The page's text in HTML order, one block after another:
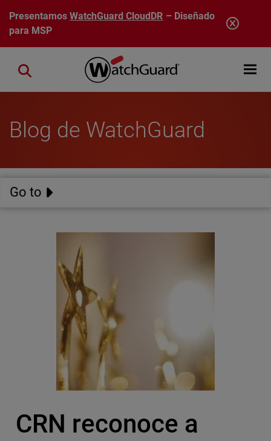
Pasar al contenido principal
PresentamosWatchGuard CloudDR – Diseñado
para MSP
Open
Close search
Blog de WatchGuard
Go to
CRN reconoce a